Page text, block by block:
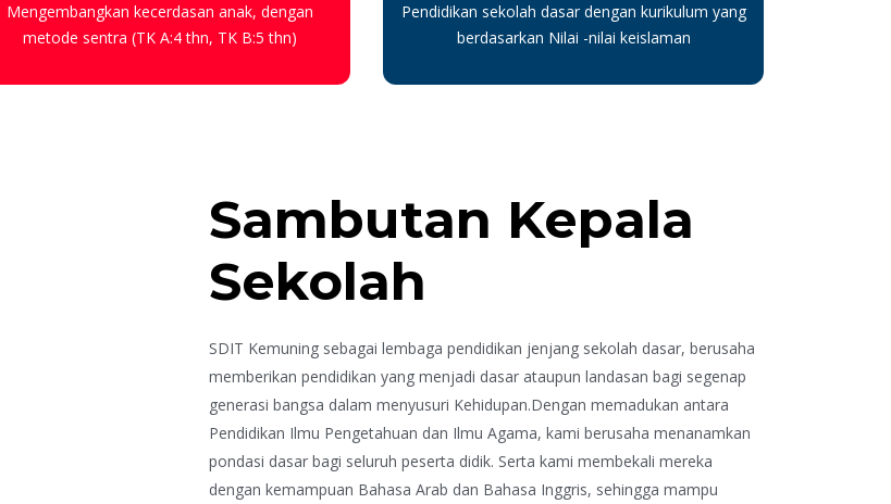
Mengembangkan kecerdasan anak, dengan
metode sentra (TK A:4 thn, TK B:5 thn)
Pendidikan sekolah dasar dengan kurikulum yang
berdasarkan Nilai -nilai keislaman
Sambutan Kepala
Sekolah
SDIT Kemuning sebagai lembaga pendidikan jenjang sekolah dasar, berusaha
memberikan pendidikan yang menjadi dasar ataupun landasan bagi segenap
generasi bangsa dalam menyusuri Kehidupan.Dengan memadukan antara
Pendidikan Ilmu Pengetahuan dan Ilmu Agama, kami berusaha menanamkan
pondasi dasar bagi seluruh peserta didik. Serta kami membekali mereka
dengan kemampuan Bahasa Arab dan Bahasa Inggris, sehingga mampu